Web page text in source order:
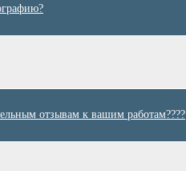
отзывам к вашим работам????